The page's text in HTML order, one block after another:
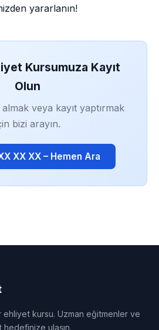
yararlanın!
Kursumuza Kayıt
Olun
veya kayıt yaptırmak
bizi arayın.
XX XX – Hemen Ara
ehliyet kursu. Uzman eğitmenler ve
ulaşın.